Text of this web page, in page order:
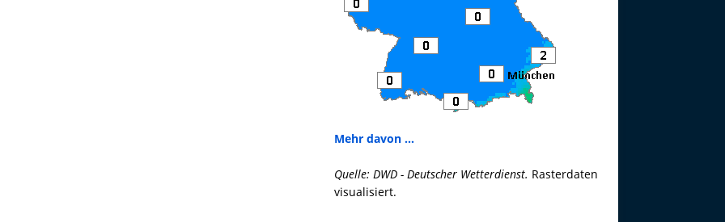
Mehr davon ...
Quelle: DWD - Deutscher Wetterdienst. Rasterdaten
visualisiert.